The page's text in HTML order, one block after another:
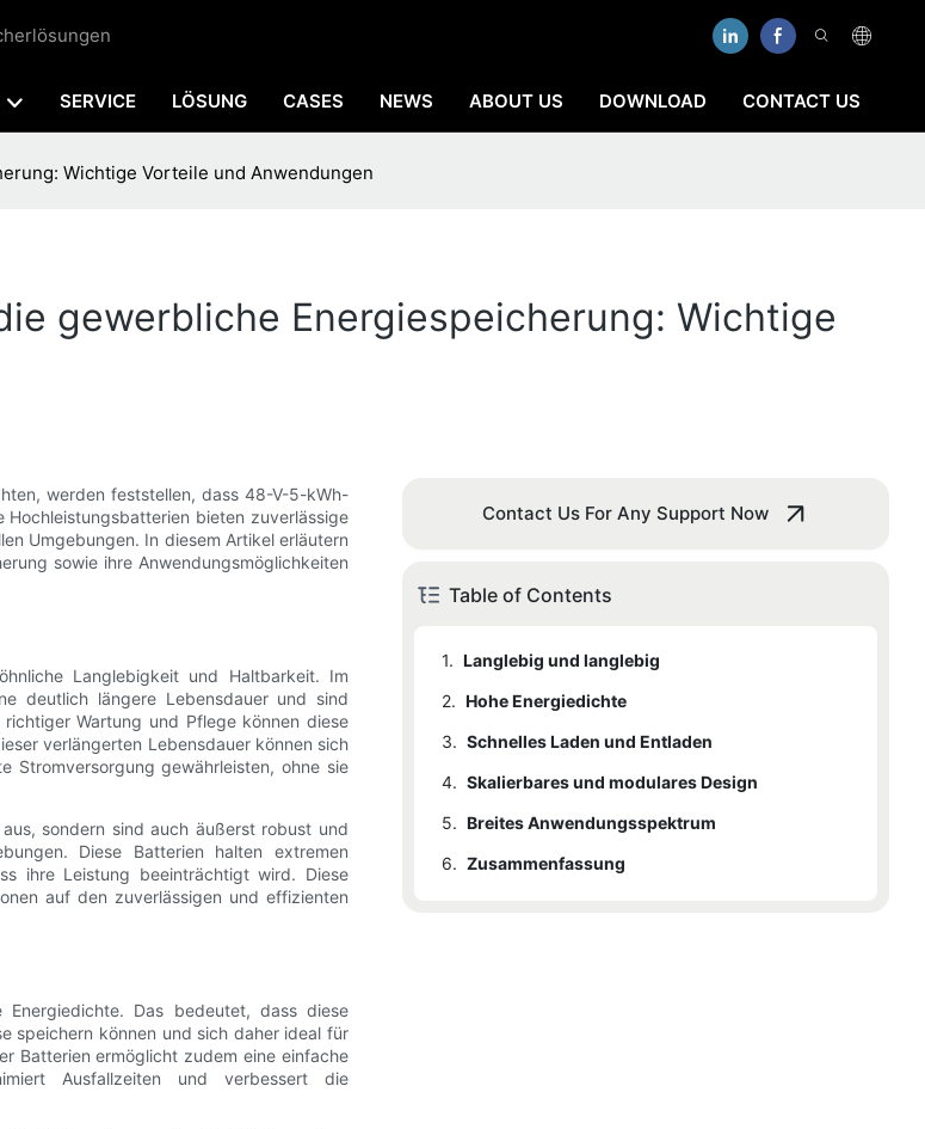
SERVICE LÖSUNG CASES NEWS ABOUT US DOWNLOAD CONTACT US
Wichtige Vorteile und Anwendungen
gewerbliche Energiespeicherung: Wichtige
werden feststellen, dass 48-V-5-kWh-
bieten zuverlässige
Umgebungen. In diesem Artikel erläutern
sowie ihre Anwendungsmöglichkeiten
Langlebigkeit und Haltbarkeit. Im
deutlich längere Lebensdauer und sind
Wartung und Pflege können diese
verlängerten Lebensdauer können sich
Stromversorgung gewährleisten, ohne sie
sondern sind auch äußerst robust und
Diese Batterien halten extremen
ihre Leistung beeinträchtigt wird. Diese
auf den zuverlässigen und effizienten
Das bedeutet, dass diese
speichern können und sich daher ideal für
Batterien ermöglicht zudem eine einfache
Ausfallzeiten und verbessert die
Contact Us For Any Support Now
Table of Contents
1. Langlebig und langlebig
2. Hohe Energiedichte
3. Schnelles Laden und Entladen
4. Skalierbares und modulares Design
5. Breites Anwendungsspektrum
6. Zusammenfassung